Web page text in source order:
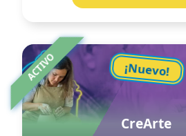
ACTIVO ¡Nuevo!
Image
CreArte